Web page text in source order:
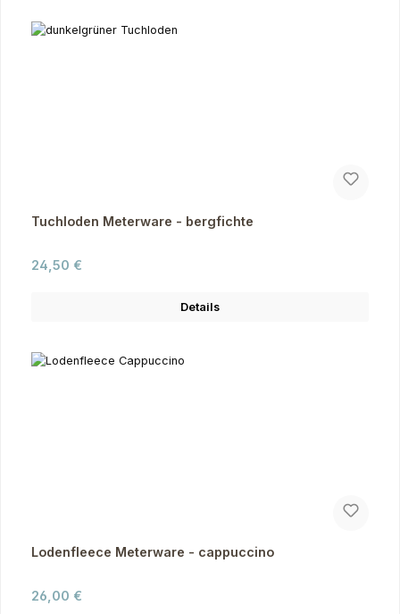
Tuchloden Meterware - bergfichte
Regulärer Preis:
24,50 €
Details
Lodenfleece Meterware - cappuccino
Regulärer Preis:
26,00 €